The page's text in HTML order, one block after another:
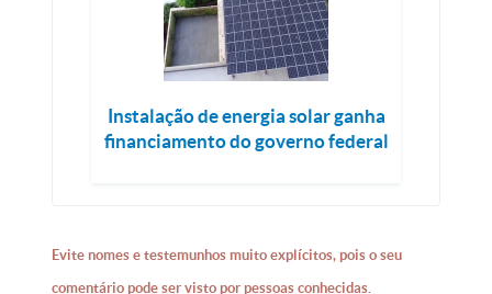
Instalação de energia solar ganha
financiamento do governo federal
Evite nomes e testemunhos muito explícitos, pois o seu
comentário pode ser visto por pessoas conhecidas.